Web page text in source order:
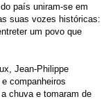
país uniram-se em
suas vozes históricas:
um povo que
Jean-Philippe
companheiros
chuva e tomaram de